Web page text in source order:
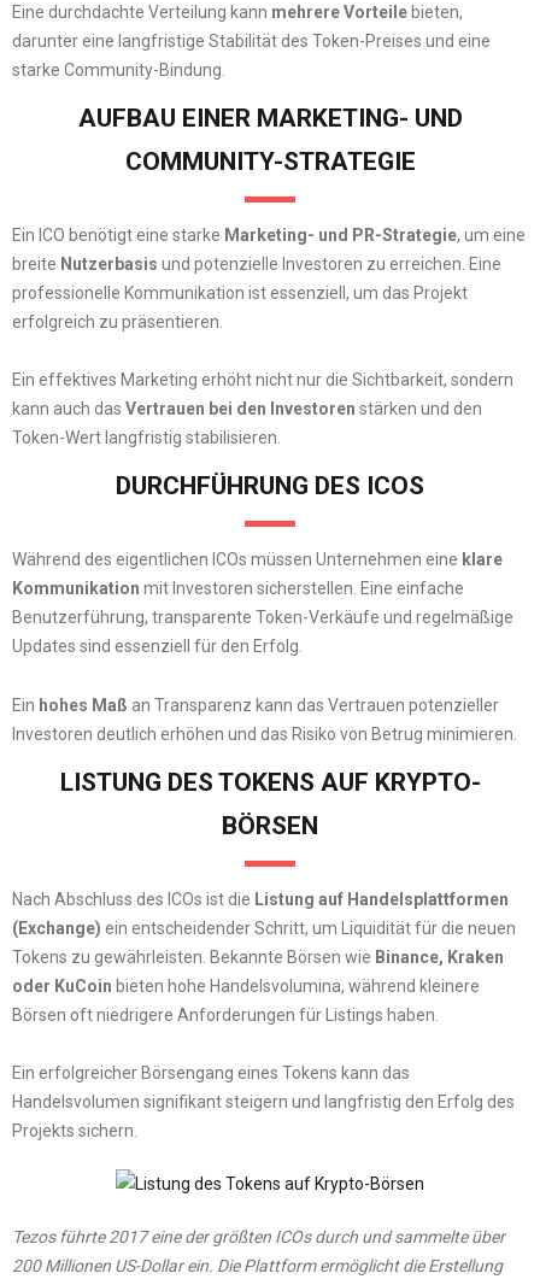
Eine durchdachte Verteilung kann mehrere Vorteilebieten,
darunter eine langfristige Stabilität des Token-Preises und eine
starke Community-Bindung.
AUFBAU EINER MARKETING- UND
COMMUNITY-STRATEGIE
Ein ICO benötigt eine starke Marketing- und PR-Strategie, um eine
breite Nutzerbasis und potenzielle Investoren zu erreichen. Eine
professionelle Kommunikation ist essenziell, um das Projekt
erfolgreich zu präsentieren.
Ein effektives Marketing erhöht nicht nur die Sichtbarkeit, sondern
kann auch das Vertrauen bei den Investoren stärken und den
Token-Wert langfristig stabilisieren.
DURCHFÜHRUNG DES ICOS
Während des eigentlichen ICOs müssen Unternehmen eine klare
Kommunikation mit Investoren sicherstellen. Eine einfache
Benutzerführung, transparente Token-Verkäufe und regelmäßige
Updates sind essenziell für den Erfolg.
Ein hohes Maß an Transparenz kann das Vertrauen potenzieller
Investoren deutlich erhöhen und das Risiko von Betrug minimieren.
LISTUNG DES TOKENS AUF KRYPTO-
BÖRSEN
Nach Abschluss des ICOs ist die Listung auf Handelsplattformen
(Exchange) ein entscheidender Schritt, um Liquidität für die neuen
Tokens zu gewährleisten. Bekannte Börsen wie Binance, Kraken
oder KuCoin bieten hohe Handelsvolumina, während kleinere
Börsen oft niedrigere Anforderungen für Listings haben.
Ein erfolgreicher Börsengang eines Tokens kann das
Handelsvolumen signifikant steigern und langfristig den Erfolg des
Projekts sichern.
Tezos führte 2017 eine der größten ICOs durch und sammelte über
200 Millionen US-Dollar ein. Die Plattform ermöglicht die Erstellung